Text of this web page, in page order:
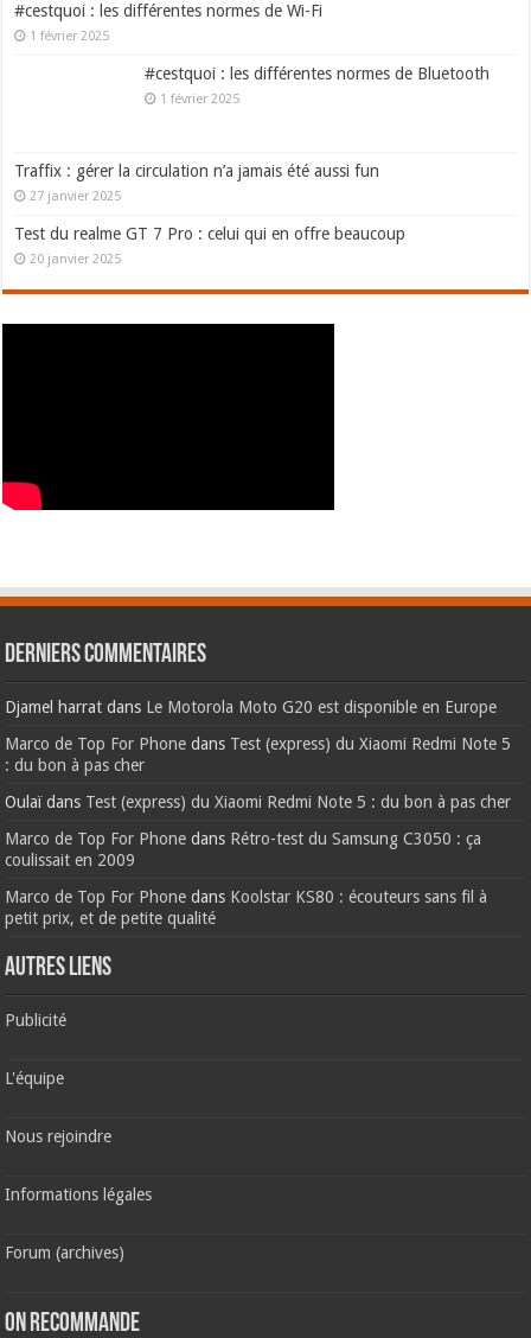
#cestquoi : les différentes normes de Wi-Fi
1 février 2025
#cestquoi : les différentes normes de Bluetooth
1 février 2025
Traffix : gérer la circulation n’a jamais été aussi fun
27 janvier 2025
Test du realme GT 7 Pro : celui qui en offre beaucoup
20 janvier 2025
Derniers commentaires
Djamel harrat dans Le Motorola Moto G20 est disponible en Europe
Marco de Top For Phone dans Test (express) du Xiaomi Redmi Note 5
: du bon à pas cher
Oulaïdans Test (express) du Xiaomi Redmi Note 5 : du bon à pas cher
Marco de Top For Phone dans Rétro-test du Samsung C3050 : ça
coulissait en 2009
Marco de Top For Phone dans Koolstar KS80 : écouteurs sans fil à
petit prix, et de petite qualité
AUTRES LIENS
Publicité
L'équipe
Nous rejoindre
Informations légales
Forum (archives)
ON RECOMMANDE